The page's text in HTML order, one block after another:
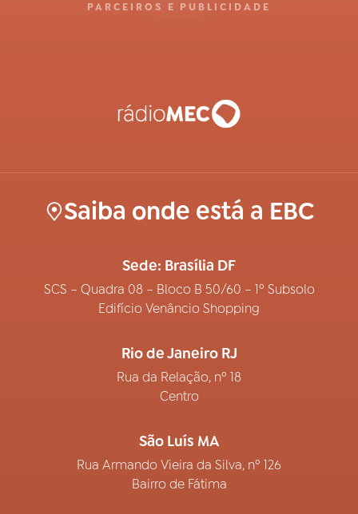
PARCEIROS E PUBLICIDADE
Saiba onde está a EBC
Sede: Brasília DF
SCS – Quadra 08 – Bloco B 50/60 – 1º Subsolo
Edifício Venâncio Shopping
Rio de Janeiro RJ
Rua da Relação, nº 18
Centro
São Luís MA
Rua Armando Vieira da Silva, nº 126
Bairro de Fátima